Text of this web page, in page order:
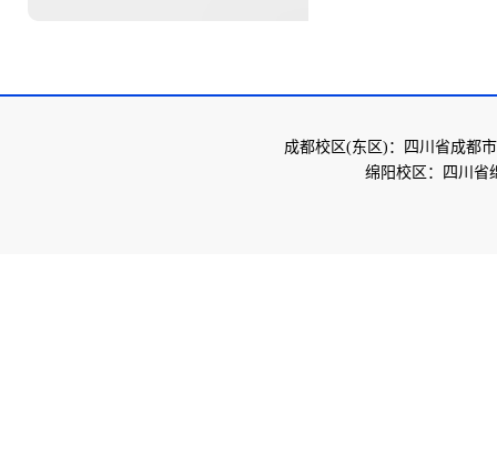
成都校区(东区)：四川省成都
绵阳校区：四川省